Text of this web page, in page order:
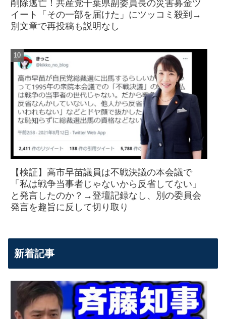
削除逃亡！共産党千葉県副委員長の災害募金ツ
イート「その一部を届けた」にツッコミ殺到→
別文章で再投稿も説明なし
【検証】高市早苗議員は不戦決議の本会議で
「私は戦争当事者じゃないから反省してない」
と発言したのか？→登壇記録なし、別の委員会
発言を趣旨に反して切り取り
新着記事